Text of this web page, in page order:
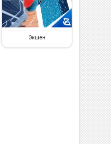
Экшен